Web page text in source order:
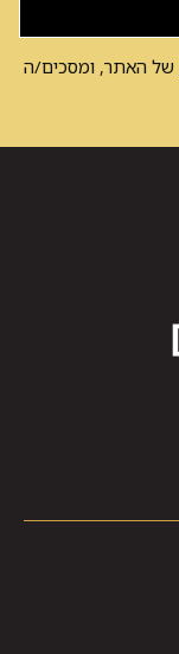
של האתר, ומסכים/ה